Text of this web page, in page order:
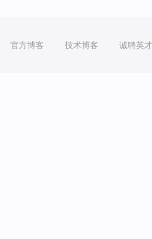
官方博客 技术博客 诚聘英才